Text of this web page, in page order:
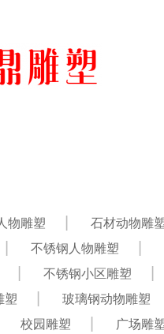
物雕塑 石材动物雕
不锈钢人物雕塑
不锈钢小区雕塑
塑
玻璃钢动物雕塑
校园雕塑 广场雕